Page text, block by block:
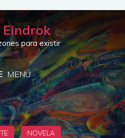
para existir
MENÚ